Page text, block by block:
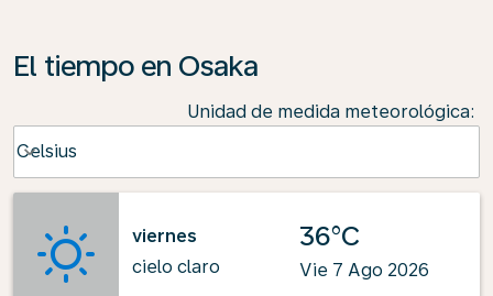
El tiempo en Osaka
Unidad de medida meteorológica:
Celsius
keyboard_arrow_down
viernes
cielo claro
36°C
Vie 7 Ago 2026